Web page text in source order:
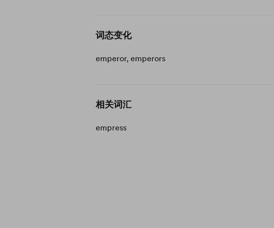
词态变化
emperor, emperors
相关词汇
empress